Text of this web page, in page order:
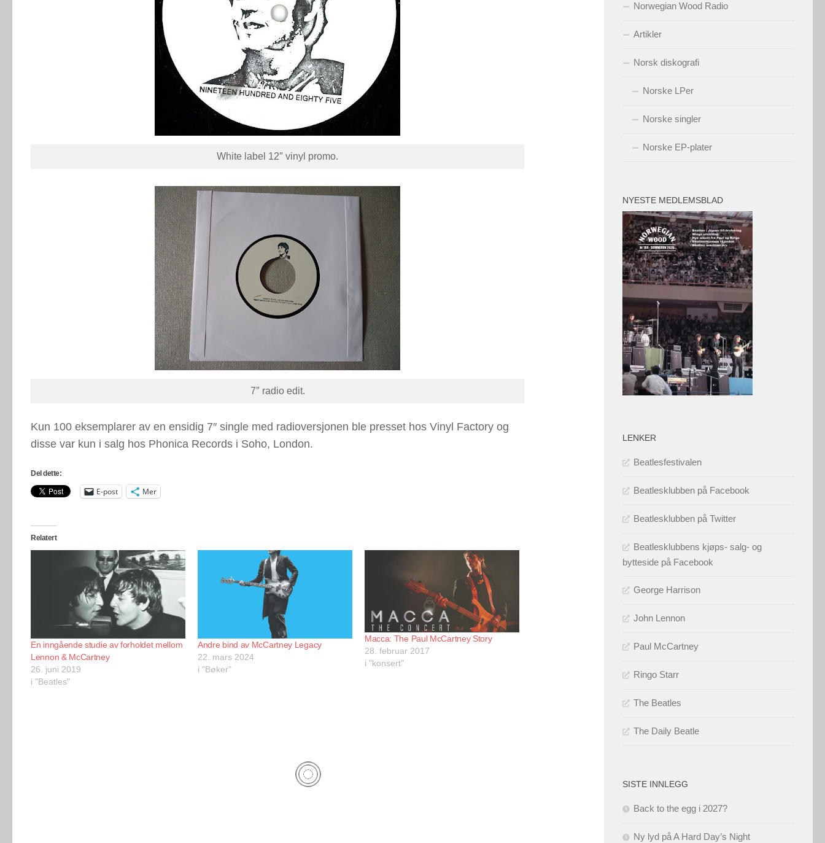
White label 12″ vinyl promo.
7″ radio edit.
Kun 100 eksemplarer av en ensidig 7″ single med radioversjonen ble presset hos Vinyl Factory og
disse var kun i salg hos Phonica Records i Soho, London.
Del dette:
E-post Mer
Relatert
En inngående studie av forholdet mellom
Lennon & McCartney
26. juni 2019
i "Beatles"
Andre bind av McCartney Legacy
22. mars 2024
i "Bøker"
Macca: The Paul McCartney Story
28. februar 2017
i "konsert"
Norwegian Wood Radio
Artikler
Norsk diskografi
Norske LPer
Norske singler
Norske EP-plater
NYESTE MEDLEMSBLAD
LENKER
Beatlesfestivalen
Beatlesklubben på Facebook
Beatlesklubben på Twitter
Beatlesklubbens kjøps- salg- og
bytteside på Facebook
George Harrison
John Lennon
Paul McCartney
Ringo Starr
The Beatles
The Daily Beatle
SISTE INNLEGG
Back to the egg i 2027?
Ny lyd på A Hard Day’s Night